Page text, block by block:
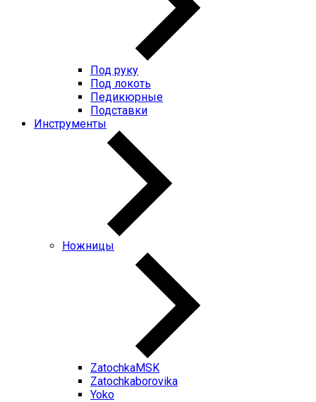
Под руку
Под локоть
Педикюрные
Подставки
Инструменты
Ножницы
ZatochkaMSK
Zatochkaborovika
Yoko